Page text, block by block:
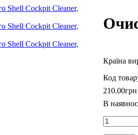
210.00грн